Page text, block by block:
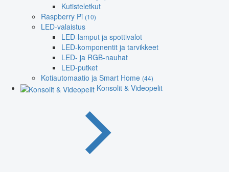
Kutisteletkut
Raspberry Pi (10)
LED-valaistus
LED-lamput ja spottivalot
LED-komponentit ja tarvikkeet
LED- ja RGB-nauhat
LED-putket
Kotiautomaatio ja Smart Home (44)
Konsolit & Videopelit